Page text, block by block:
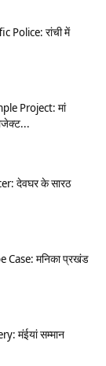
Police: रांची में
Project: मां
देवघर के सारठ
Case: मनिका प्रखंड
मंईयां सम्मान